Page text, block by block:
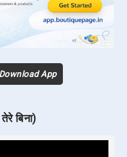
Download App
बिना)